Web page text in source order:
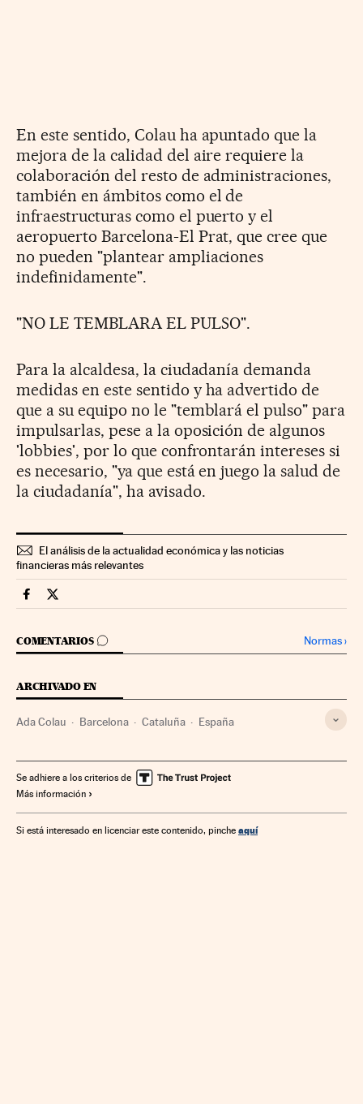
En este sentido, Colau ha apuntado que la
mejora de la calidad del aire requiere la
colaboración del resto de administraciones,
también en ámbitos como el de
infraestructuras como el puerto y el
aeropuerto Barcelona-El Prat, que cree que
no pueden "plantear ampliaciones
indefinidamente".
"NO LE TEMBLARA EL PULSO".
Para la alcaldesa, la ciudadanía demanda
medidas en este sentido y ha advertido de
que a su equipo no le "temblará el pulso" para
impulsarlas, pese a la oposición de algunos
'lobbies', por lo que confrontarán intereses si
es necesario, "ya que está en juego la salud de
la ciudadanía", ha avisado.
El análisis de la actualidad económica y las noticias
financieras más relevantes
Economia Cinco Días en Facebook
Economia Cinco Días en Twitter
COMENTARIOS
IR A LOS COMENTARIOS Normas›
ARCHIVADO EN
Ada Colau Barcelona Cataluña España
Se adhiere a los criterios de
Más información
Si está interesado en licenciar este contenido, pinche aquí